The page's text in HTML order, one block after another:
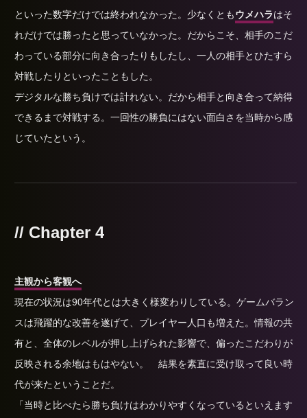
といった数字だけでは終われなかった。少なくともウメハラはそ
れだけでは勝ったと思っていなかった。だからこそ、相手のこだ
わっている部分に向き合ったりもしたし、一人の相手とひたすら
対戦したりといったこともした。
デジタルな勝ち負けでは計れない。だから相手と向き合って納得
できるまで対戦する。一回性の勝負にはない面白さを当時から感
じていたという。
// Chapter 4
主観から客観へ
現在の状況は90年代とは大きく様変わりしている。ゲームバラン
スは飛躍的な改善を遂げて、プレイヤー人口も増えた。情報の共
有と、全体のレベルが押し上げられた影響で、偏ったこだわりが
反映される余地はもはやない。 結果を素直に受け取って良い時
代が来たということだ。
「当時と比べたら勝ち負けはわかりやすくなっているといえます